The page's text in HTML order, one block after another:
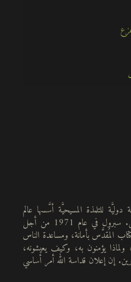
للتلمذة المسيحيَّة أسَّسها عالم
اللاهوت الدكتور أر. سي. سبرول في عام 1971 من أجل
المُقدَّس بأمانة، ومساعدة الناس
يؤمنون به، وكيف يعيشونه،
إن إعلان قداسة الله أمر أساسي